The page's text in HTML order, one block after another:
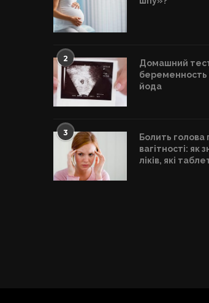
2
Домашний
йода
3
Болить голова
вагітності: як
ліків, які